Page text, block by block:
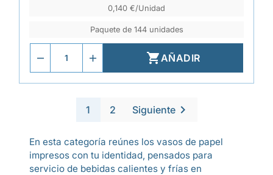
0,140 €/Unidad
Paquete de 144 unidades
AÑADIR
1 2 Siguiente
En esta categoría reúnes los vasos de papel
impresos con tu identidad, pensados para
servicio de bebidas calientes y frías en